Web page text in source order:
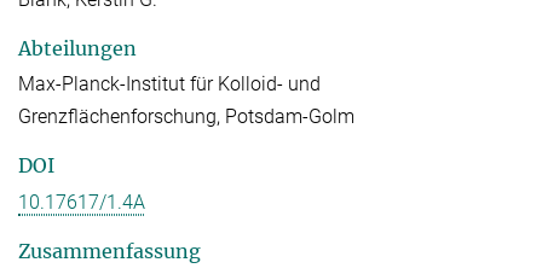
Abteilungen
Max-Planck-Institut für Kolloid- und
Grenzflächenforschung, Potsdam-Golm
DOI
10.17617/1.4A
Zusammenfassung